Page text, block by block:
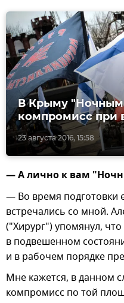
23 августа 2016, 15:58
В Крыму "Ночным
компромисс при
— А лично к вам
— Во время подготовки
встречались со мной.
("Хирург") упомянул,
в подвешенном
и в рабочем порядке
Мне кажется, в данном
компромисс по той